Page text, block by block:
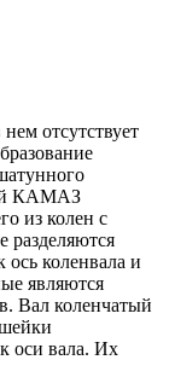
отсутствует
КАМАЗ
из колен с
коленвала и
являются
Вал коленчатый
оси вала. Их